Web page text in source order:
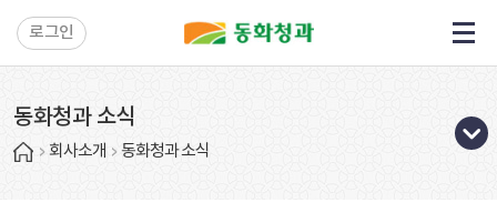
로그인
동화청과 소식
회사소개 동화청과 소식